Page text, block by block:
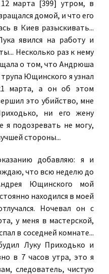
марта [399] утром, в
домой, и что его
в Киев разыскивать...
явился на работу и
Несколько раз к нему
о том, что Андрюша
Ющинского я узнал
марта, а он об этом
это убийство, мне
ни его жену
я подозревать не могу,
стороны...
добавляю: я и
что всю неделю до
Ющинского мой
находился в моей
Ночевал он с
у меня в мастерской,
в соседней комнате...
Луку Приходько и
в 7 часов утра, это я
следователь, чистую